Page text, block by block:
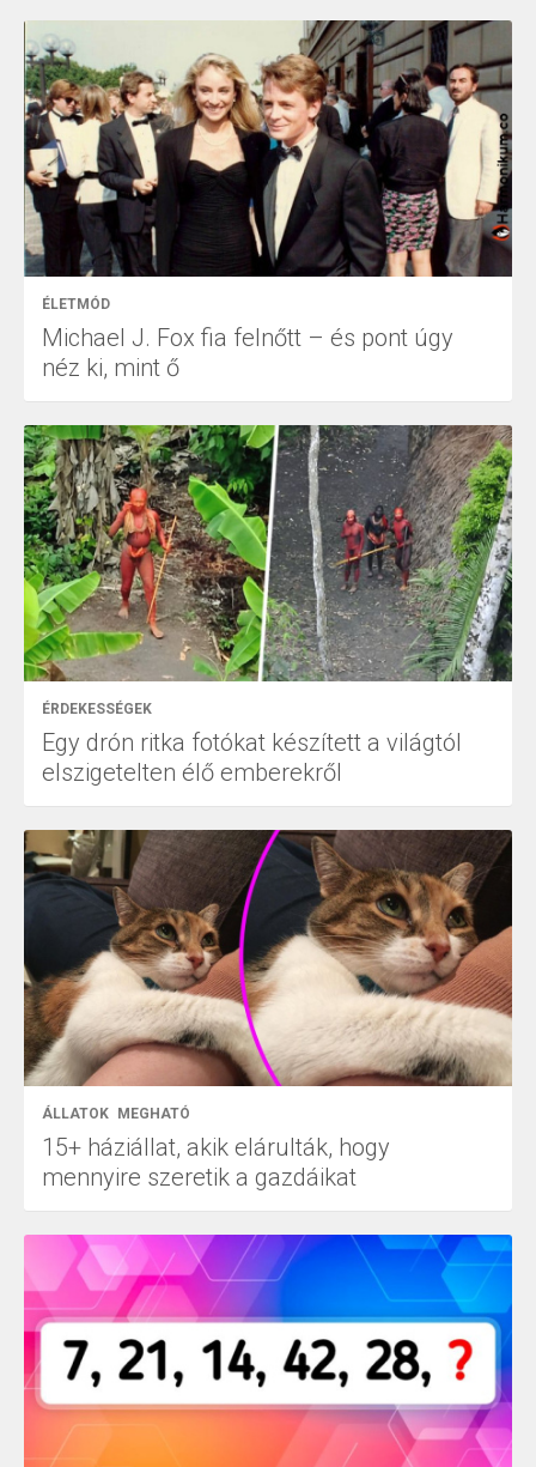
ÉLETMÓD
Michael J. Fox fia felnőtt – és pont úgy
néz ki, mint ő
ÉRDEKESSÉGEK
Egy drón ritka fotókat készített a világtól
elszigetelten élő emberekről
ÁLLATOK MEGHATÓ
15+ háziállat, akik elárulták, hogy
mennyire szeretik a gazdáikat